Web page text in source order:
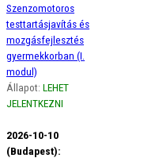
Szenzomotoros
testtartásjavítás és
mozgásfejlesztés
gyermekkorban (I.
modul)
Állapot: LEHET
JELENTKEZNI
2026-10-10
(Budapest):